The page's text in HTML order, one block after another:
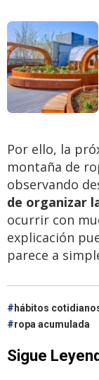
Por ello, la
montaña de
observando
de organizar
ocurrir con
explicación
parece a
hábitos
ropa acumulada
Sigue